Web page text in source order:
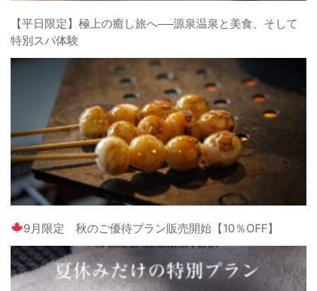
【平日限定】極上の癒し旅へ──源泉温泉と美食、そして
特別スパ体験
9月限定 秋のご優待プラン販売開始【10％OFF】